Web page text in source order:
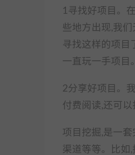
1寻找好项目。
些地方出现,我
寻找这样的项目
一直玩一手项目。
2分享好项目。
付费阅读,还可
项目挖掘,是一
渠道等等。比如